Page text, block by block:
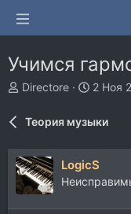
Учимся
А
т
р
т
е
м
Directore
Д
н
а
а
2 Ноя
Теория музыки
LogicS